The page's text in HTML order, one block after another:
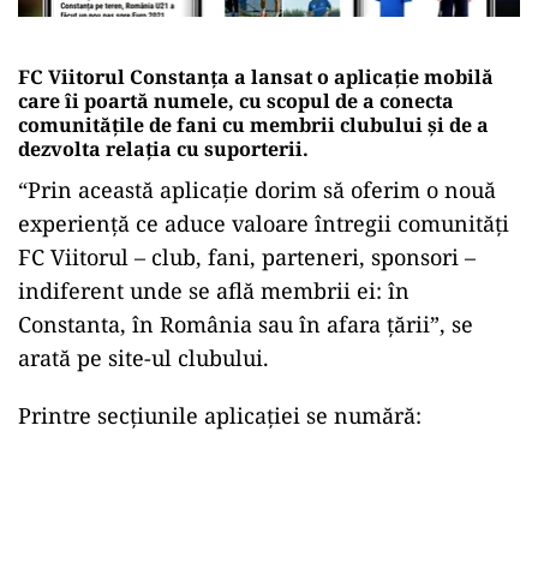
FC Viitorul Constanţa a lansat o aplicaţie mobilă
care îi poartă numele, cu scopul de a conecta
comunităţile de fani cu membrii clubului şi de a
dezvolta relaţia cu suporterii.
“Prin această aplicaţie dorim să oferim o nouă
experienţă ce aduce valoare întregii comunităţi
FC Viitorul – club, fani, parteneri, sponsori –
indiferent unde se află membrii ei: în
Constanta, în România sau în afara ţării”, se
arată pe site-ul clubului.
Printre secţiunile aplicaţiei se numără: